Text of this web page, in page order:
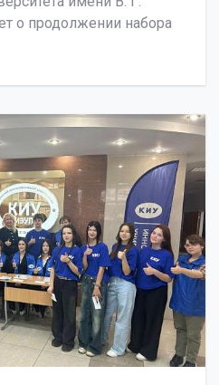
о продолжении набора